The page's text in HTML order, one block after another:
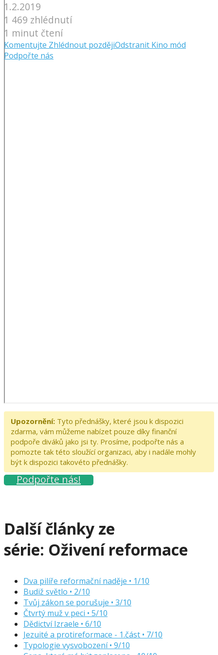
1.2.2019
1 469 zhlédnutí
1 minut čtení
Komentujte Zhlédnout pozdějiOdstranit Kino mód
Podpořte nás
Upozornění: Tyto přednášky, které jsou k dispozici
zdarma, vám můžeme nabízet pouze díky finanční
podpoře diváků jako jsi ty. Prosíme, podpořte nás a
pomozte tak této sloužící organizaci, aby i nadále mohly
být k dispozici takovéto přednášky.
Podpořte nás!
Další články ze
série: Oživení reformace
Dva pilíře reformační naděje • 1/10
Budiž světlo • 2/10
Tvůj zákon se porušuje • 3/10
Čtvrtý muž v peci • 5/10
Dědictví Izraele • 6/10
Jezuité a protireformace - 1.část • 7/10
Typologie vysvobození • 9/10